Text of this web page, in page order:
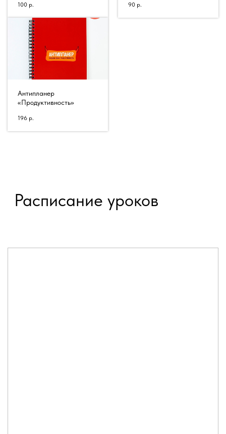
100 р. 90 р.
Антипланер
«Продуктивность»
196 р.